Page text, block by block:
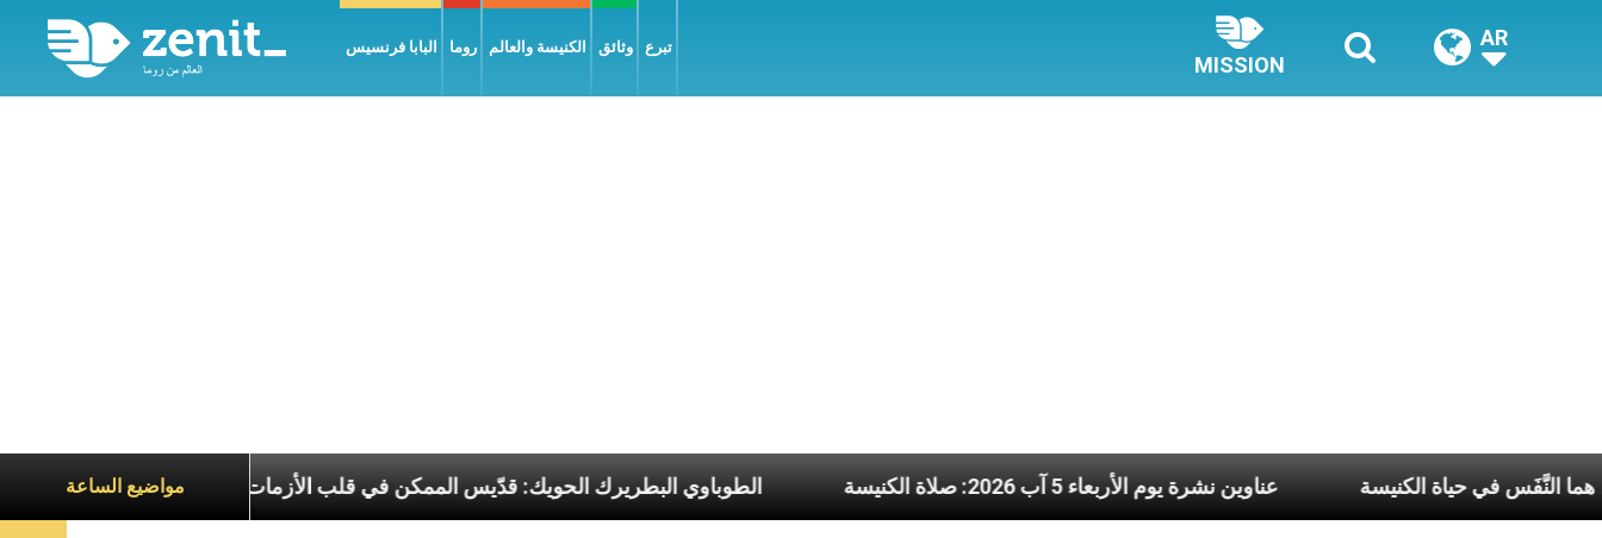
البابا فرنسيس روما الكنيسة والعالم وثائق تبرع
MISSION
AR
مواضيع الساعة
الطوباوي البطريرك الحويك: قدّيس الممكن في قلب الأزمات عناوين نشرة يوم الأربعاء 5 آب 2026: صلاة الكنيسة وكلّ يوم، هما النَّفَس في حياة الكنيسة